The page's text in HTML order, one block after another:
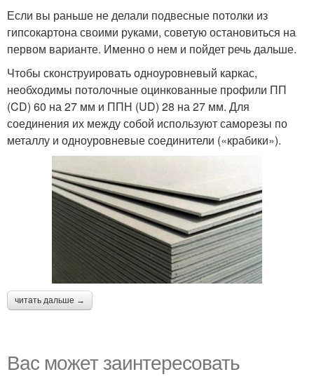
Если вы раньше не делали подвесные потолки из
гипсокартона своими руками, советую остановиться на
первом варианте. Именно о нем и пойдет речь дальше.
Чтобы сконструировать одноуровневый каркас,
необходимы потолочные оцинкованные профили ПП
(CD) 60 на 27 мм и ППН (UD) 28 на 27 мм. Для
соединения их между собой используют саморезы по
металлу и одноуровневые соединители («крабики»).
читать дальше →
Вас может заинтересовать